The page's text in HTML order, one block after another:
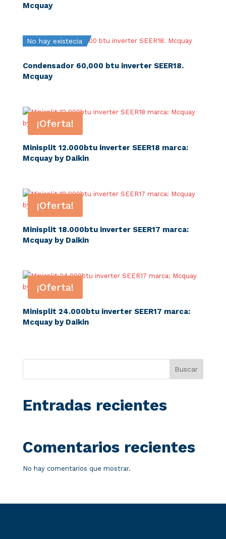
Mcquay
No hay existecia
Condensador 60,000 btu inverter SEER18.
Mcquay
¡Oferta!
Minisplit 12.000btu inverter SEER18 marca:
Mcquay by Daikin
¡Oferta!
Minisplit 18.000btu inverter SEER17 marca:
Mcquay by Daikin
¡Oferta!
Minisplit 24.000btu inverter SEER17 marca:
Mcquay by Daikin
Buscar
Entradas recientes
Comentarios recientes
No hay comentarios que mostrar.